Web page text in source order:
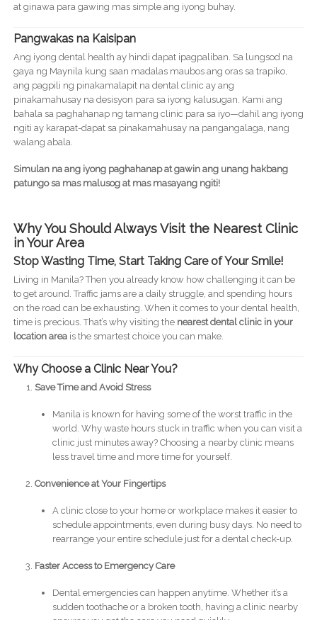
at ginawa para gawing mas simple ang iyong buhay.
Pangwakas na Kaisipan
Ang iyong dental health ay hindi dapat ipagpaliban. Sa lungsod na
gaya ng Maynila kung saan madalas maubos ang oras sa trapiko,
ang pagpili ng pinakamalapit na dental clinic ay ang
pinakamahusay na desisyon para sa iyong kalusugan. Kami ang
bahala sa paghahanap ng tamang clinic para sa iyo—dahil ang iyong
ngiti ay karapat-dapat sa pinakamahusay na pangangalaga, nang
walang abala.
Simulan na ang iyong paghahanap at gawin ang unang hakbang
patungo sa mas malusog at mas masayang ngiti!
Why You Should Always Visit the Nearest Clinic
in Your Area
Stop Wasting Time, Start Taking Care of Your Smile!
Living in Manila? Then you already know how challenging it can be
to get around. Traffic jams are a daily struggle, and spending hours
on the road can be exhausting. When it comes to your dental health,
time is precious. That’s why visiting the nearest dental clinic in your
location areais the smartest choice you can make.
Why Choose a Clinic Near You?
Save Time and Avoid Stress
Manila is known for having some of the worst traffic in the
world. Why waste hours stuck in traffic when you can visit a
clinic just minutes away? Choosing a nearby clinic means
less travel time and more time for yourself.
Convenience at Your Fingertips
A clinic close to your home or workplace makes it easier to
schedule appointments, even during busy days. No need to
rearrange your entire schedule just for a dental check-up.
Faster Access to Emergency Care
Dental emergencies can happen anytime. Whether it’s a
sudden toothache or a broken tooth, having a clinic nearby